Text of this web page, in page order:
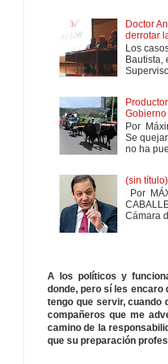
Doctor
derrotar
Los
Bautista,
Por
Se
no ha
(sin título)
Por
Cámara
A los políticos y
donde, pero sí les encaro
tengo que servir, cuando
compañeros que me
camino de la
que su preparación